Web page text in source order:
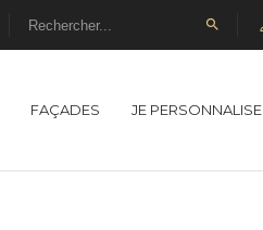

FAÇADES JE PERSONNALISE